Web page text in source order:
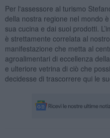
Per l'assessore al turismo
della nostra regione nel mondo
sua cucina e dai suoi prodotti.
è strettamente correlata al
manifestazione che metta al
agroalimentari di eccellenza
e ulteriore vetrina di ciò che
decidesse di trascorrere qui le